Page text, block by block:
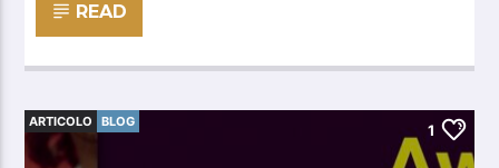
READ
ARTICOLO BLOG 1